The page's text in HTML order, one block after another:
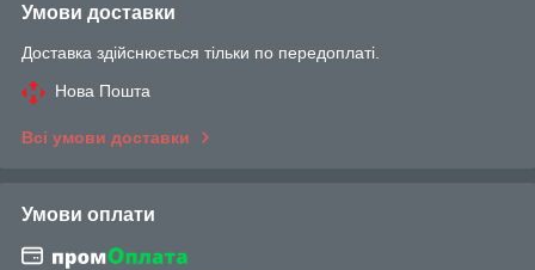
Умови доставки
Доставка здійснюється тільки по передоплаті.
Нова Пошта
Всі умови доставки
Умови оплати